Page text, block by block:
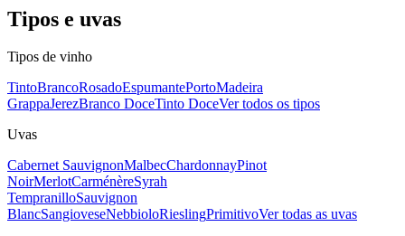
Tipos e uvas
Tipos de vinho
TintoBrancoRosadoEspumantePortoMadeira
GrappaJerezBranco DoceTinto DoceVer todos os tipos
Uvas
Cabernet SauvignonMalbecChardonnayPinot
NoirMerlotCarménèreSyrah
TempranilloSauvignon
BlancSangioveseNebbioloRieslingPrimitivoVer todas as uvas